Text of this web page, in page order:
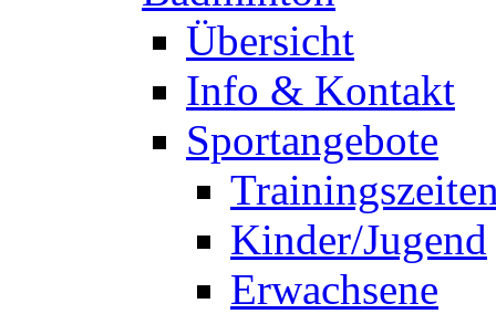
Übersicht
Info & Kontakt
Sportangebote
Kinder/Jugend
Erwachsene